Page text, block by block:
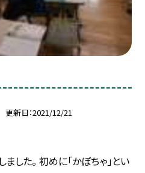
更新日 2021/12/21
した。 初めに「かぼちゃ」とい